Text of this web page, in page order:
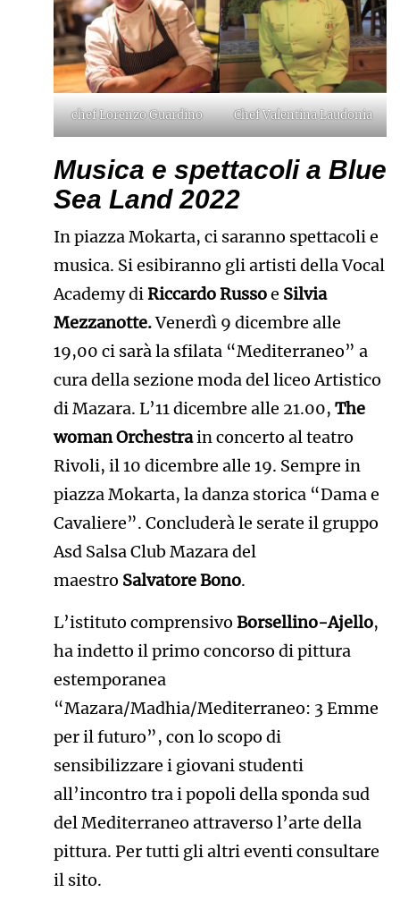
chef Lorenzo Guardino Chef Valentina Laudonia
Musica e spettacoli a Blue
Sea Land 2022
In piazza Mokarta, ci saranno spettacoli e
musica. Si esibiranno gli artisti della Vocal
Academy diRiccardo Russoe Silvia
Mezzanotte.Venerdì 9 dicembre alle
19,00 ci sarà la sfilata “Mediterraneo” a
cura della sezione moda del liceo Artistico
di Mazara. L’11 dicembre alle 21.00, The
woman Orchestrain concerto al teatro
Rivoli, il 10 dicembre alle 19. Sempre in
piazza Mokarta, la danza storica “Dama e
Cavaliere”. Concluderà le serate il gruppo
Asd Salsa Club Mazara del
maestro Salvatore Bono.
L’istituto comprensivo Borsellino-Ajello,
ha indetto il primo concorso di pittura
estemporanea
“Mazara/Madhia/Mediterraneo: 3 Emme
per il futuro”, con lo scopo di
sensibilizzare i giovani studenti
all’incontro tra i popoli della sponda sud
del Mediterraneo attraverso l’arte della
pittura. Per tutti gli altri eventi consultare
il sito.